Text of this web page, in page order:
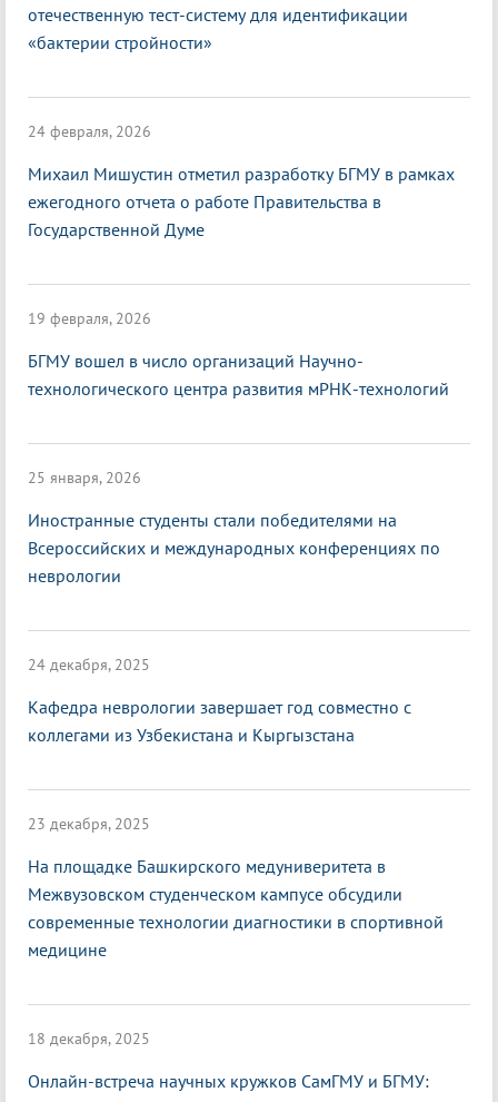
отечественную тест-систему для идентификации
«бактерии стройности»
24 февраля, 2026
Михаил Мишустин отметил разработку БГМУ в рамках
ежегодного отчета о работе Правительства в
Государственной Думе
19 февраля, 2026
БГМУ вошел в число организаций Научно-
технологического центра развития мРНК-технологий
25 января, 2026
Иностранные студенты стали победителями на
Всероссийских и международных конференциях по
неврологии
24 декабря, 2025
Кафедра неврологии завершает год совместно с
коллегами из Узбекистана и Кыргызстана
23 декабря, 2025
На площадке Башкирского медуниверитета в
Межвузовском студенческом кампусе обсудили
современные технологии диагностики в спортивной
медицине
18 декабря, 2025
Онлайн-встреча научных кружков СамГМУ и БГМУ: